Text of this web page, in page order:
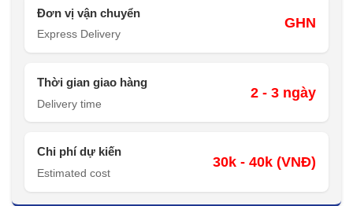
Đơn vị vận chuyển
Express Delivery
GHN
Thời gian giao hàng
Delivery time
2 - 3 ngày
Chi phí dự kiến
Estimated cost
30k - 40k (VNĐ)